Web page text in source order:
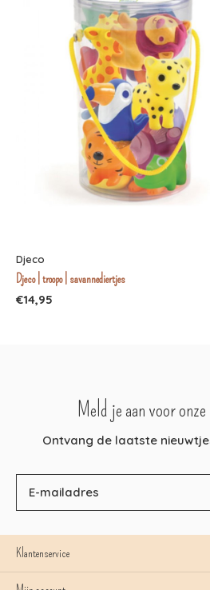
Djeco
Djeco | troopo | savannediertjes
€14,95
Meld je aan voor
Ontvang de laatste
Klantenservice